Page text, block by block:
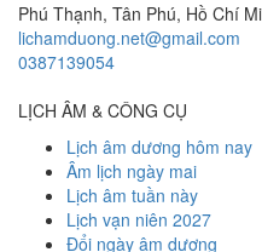
Phú Thạnh, Tân Phú, Hồ Chí
lichamduong.net@gmail.com
0387139054
LỊCH ÂM & CÔNG CỤ
Lịch âm dương hôm nay
Âm lịch ngày mai
Lịch âm tuần này
Lịch vạn niên 2027
Đổi ngày âm dương